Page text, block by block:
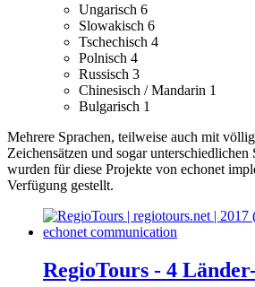
Ungarisch 6
Slowakisch 6
Tschechisch 4
Polnisch 4
Russisch 3
Chinesisch / Mandarin 1
Bulgarisch 1
Mehrere Sprachen, teilweise auch mit
Zeichensätzen und sogar unterschiedlichen
wurden für diese Projekte von echonet
Verfügung gestellt.
RegioTours - 4